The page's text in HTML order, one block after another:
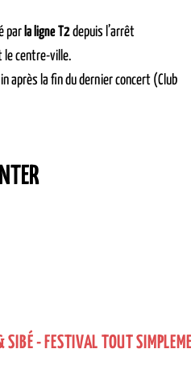
par la ligne T2depuis l’arrêt
le centre-ville.
après la fin du dernier concert (Club
SIBÉ - FESTIVAL TOUT